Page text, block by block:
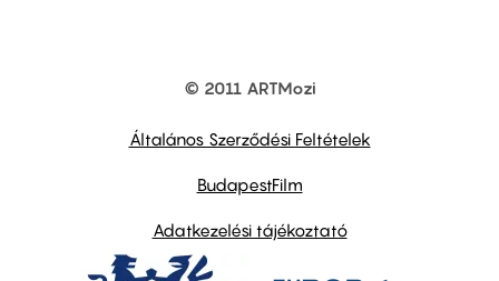
© 2011 ARTMozi
Általános Szerződési Feltételek
BudapestFilm
Adatkezelési tájékoztató